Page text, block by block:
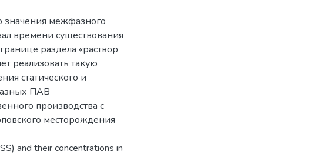
значения межфазного
времени существования
раздела «раствор
реализовать такую
статического и
ПАВ
производства с
месторождения
and their concentrations in